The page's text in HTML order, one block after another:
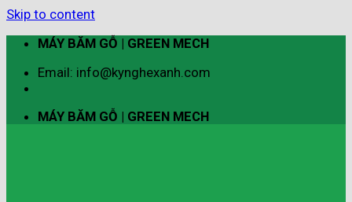
Skip to content
MÁY BĂM GỖ | GREEN MECH
Email: info@kynghexanh.com
MÁY BĂM GỖ | GREEN MECH